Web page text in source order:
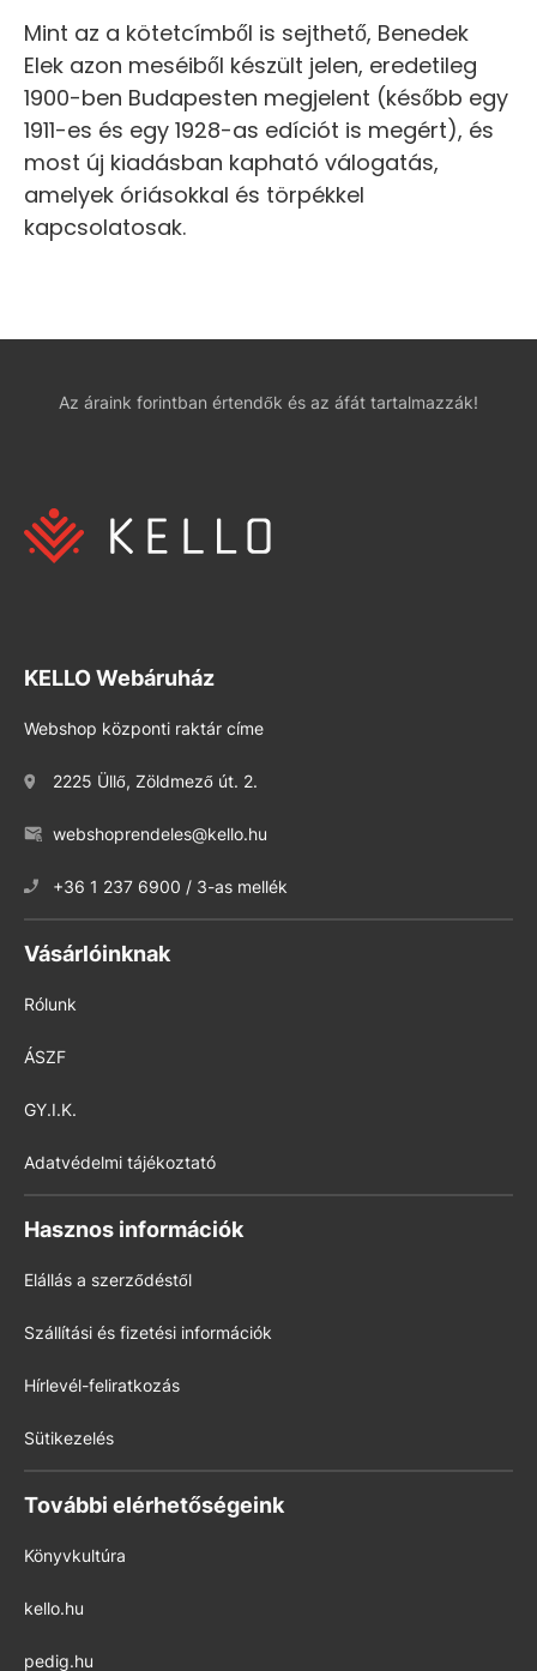
Mint az a kötetcímből is sejthető, Benedek
Elek azon meséiből készült jelen, eredetileg
1900-ben Budapesten megjelent (később egy
1911-es és egy 1928-as edíciót is megért), és
most új kiadásban kapható válogatás,
amelyek óriásokkal és törpékkel
kapcsolatosak.
Az áraink forintban értendők és az áfát tartalmazzák!
KELLO Webáruház
Webshop központi raktár címe
2225 Üllő, Zöldmező út. 2.
webshoprendeles@kello.hu
+36 1 237 6900 / 3-as mellék
Vásárlóinknak
Rólunk
ÁSZF
GY.I.K.
Adatvédelmi tájékoztató
Hasznos információk
Elállás a szerződéstől
Szállítási és fizetési információk
Hírlevél-feliratkozás
Sütikezelés
További elérhetőségeink
Könyvkultúra
kello.hu
pedig.hu